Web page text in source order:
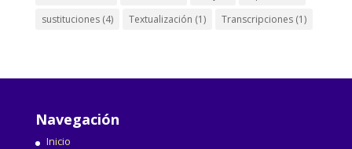
sustituciones(4) Textualización (1) Transcripciones(1)
Navegación
Inicio